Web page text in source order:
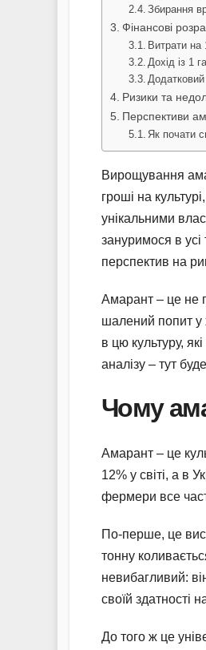
Збирання
Фінансові
Витрати на
Дохід із 1
Додатковий
Ризики та
Перспективи
Як почати
Вирощування
гроші на
унікальними
зануримося в усі
перспектив на
Амарант – це не
шалений попит у
в цю культуру,
аналізу – тут
Чому
Амарант – це
12% у світі, а в
фермери все
По-перше, це
тонну
невибагливий:
своїй здатності
До того ж це